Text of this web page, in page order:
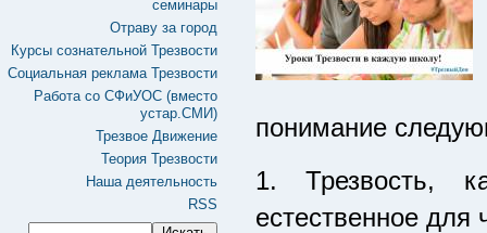
понимание
1. Трезвость,
естественное для
семинары
Отраву за город
Курсы сознательной Трезвости
Социальная реклама Трезвости
Работа со СФиУОС (вместо
устар.СМИ)
Трезвое Движение
Теория Трезвости
Наша деятельность
RSS